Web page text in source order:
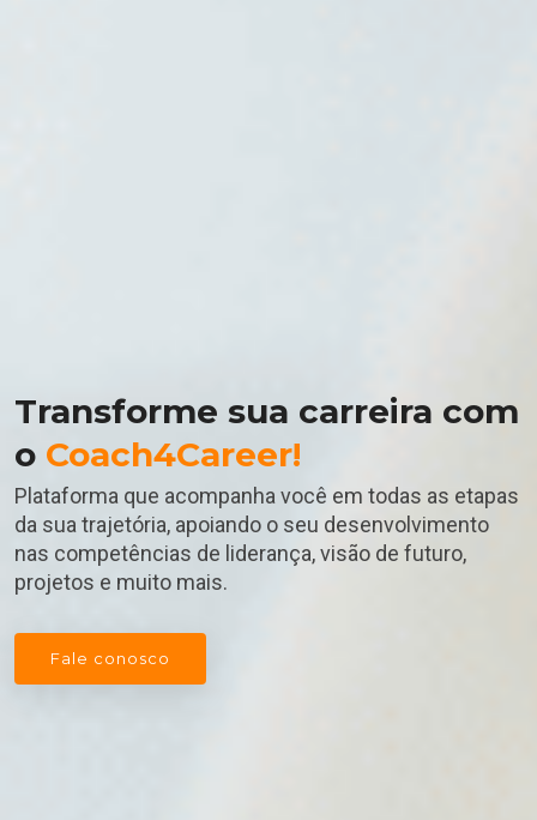
Transforme sua carreira com
o Coach4Career!
Plataforma que acompanha você em todas as etapas
da sua trajetória, apoiando o seu desenvolvimento
nas competências de liderança, visão de futuro,
projetos e muito mais.
Fale conosco